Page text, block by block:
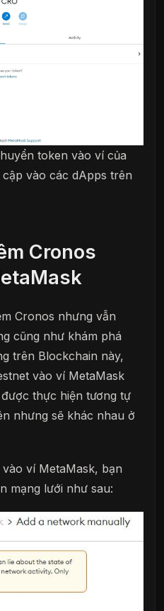
token vào ví của
vào các dApps trên
Cronos
Cronos nhưng vẫn
cũng như khám phá
trên Blockchain này,
vào ví MetaMask
thực hiện tương tự
nhưng sẽ khác nhau ở
vào ví MetaMask, bạn
mạng lưới như sau: